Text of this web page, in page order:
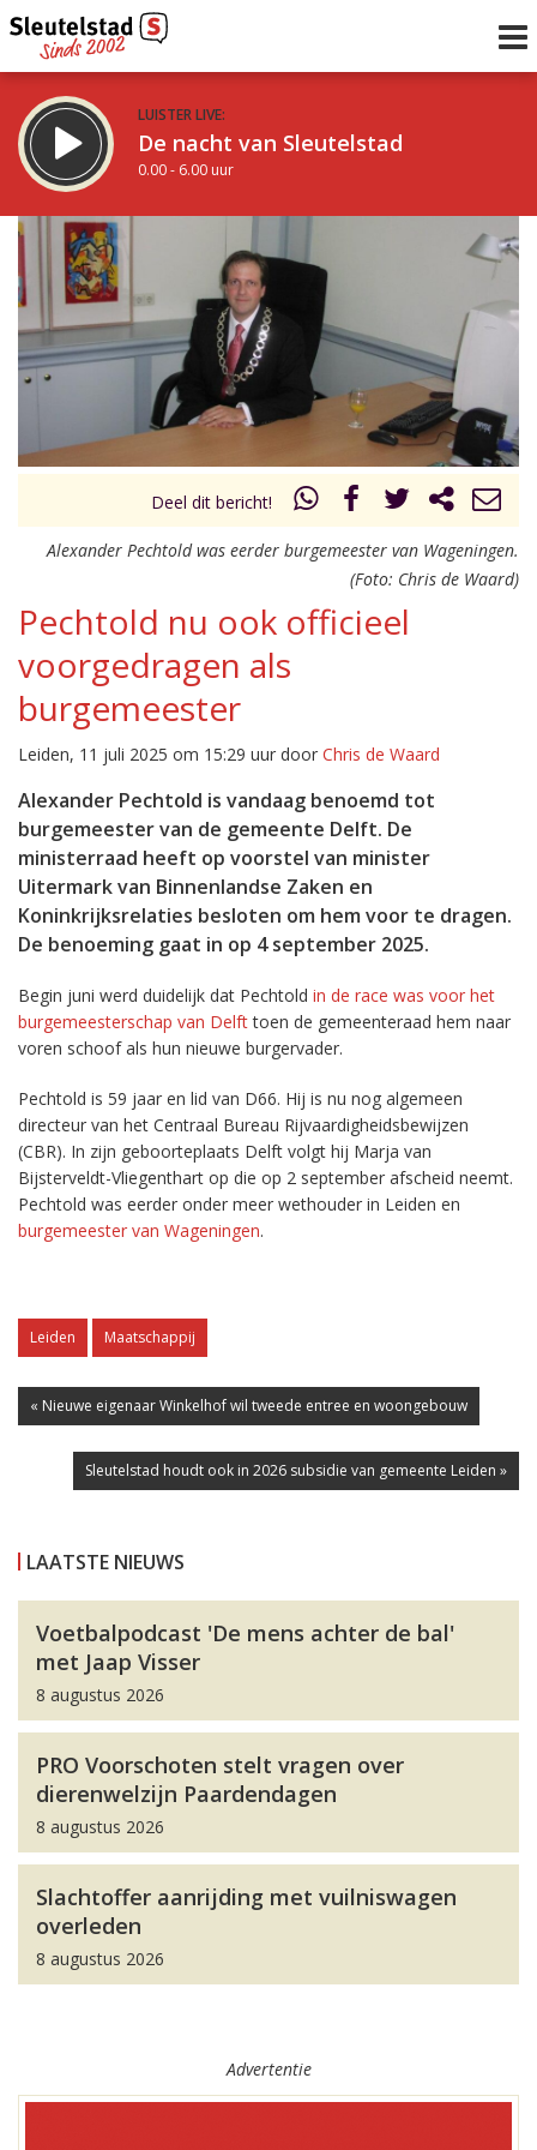
LUISTER LIVE:
De nacht van Sleutelstad
0.00 - 6.00 uur
STRAKS:
De ochtend van Sleutelstad
6.00 - 12.00 uur
Vorig uur
uur 1 van 0 Volgend uur
Inklappen
Deel dit bericht!
Alexander Pechtold was eerder burgemeester van Wageningen.
(Foto: Chris de Waard)
Pechtold nu ook officieel
voorgedragen als
burgemeester
Leiden, 11 juli 2025 om 15:29 uur door Chris de Waard
Alexander Pechtold is vandaag benoemd tot
burgemeester van de gemeente Delft. De
ministerraad heeft op voorstel van minister
Uitermark van Binnenlandse Zaken en
Koninkrijksrelaties besloten om hem voor te dragen.
De benoeming gaat in op 4 september 2025.
Begin juni werd duidelijk dat Pechtold in de race was voor het
burgemeesterschap van Delfttoen de gemeenteraad hem naar
voren schoof als hun nieuwe burgervader.
Pechtold is 59 jaar en lid van D66. Hij is nu nog algemeen
directeur van het Centraal Bureau Rijvaardigheidsbewijzen
(CBR). In zijn geboorteplaats Delft volgt hij Marja van
Bijsterveldt-Vliegenthart op die op 2 september afscheid neemt.
Pechtold was eerder onder meer wethouder in Leiden en
burgemeester van Wageningen.
Leiden Maatschappij
« Nieuwe eigenaar Winkelhof wil tweede entree en woongebouw
Sleutelstad houdt ook in 2026 subsidie van gemeente Leiden »
LAATSTE NIEUWS
Voetbalpodcast 'De mens achter de bal'
met Jaap Visser
8 augustus 2026
PRO Voorschoten stelt vragen over
dierenwelzijn Paardendagen
8 augustus 2026
Slachtoffer aanrijding met vuilniswagen
overleden
8 augustus 2026
Advertentie